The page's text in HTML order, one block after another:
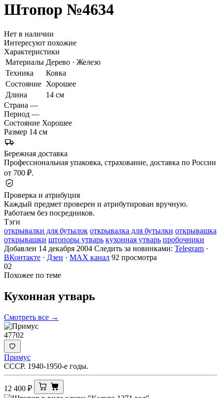
Штопор №4634
Нет в наличии
Интересуют похожие
Характеристики
Материалы Дерево · Железо
Техника
Ковка
Состояние Хорошее
Длина
14 см
Страна —
Период —
Состояние Хорошее
Размер 14 см
Бережная доставка
Профессиональная упаковка, страхование, доставка по России
от 700 ₽.
Проверка и атрибуция
Каждый предмет проверен и атрибутирован вручную.
Работаем без посредников.
Тэги
открывалки для бутылок открывалка для бутылки открывашка
открывашки штопоры утварь кухонная утварь пробочники
Добавлен 14 декабря 2004 Следить за новинками: Telegram ·
ВКонтакте · Дзен · MAX канал 92 просмотра
02
Похожее по теме
Кухонная утварь
Смотреть все →
47702
Примус
СССР. 1940-1950-е годы.
12 400 ₽